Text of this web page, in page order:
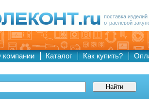
поставка
отраслевой
компании Каталог Как купить?